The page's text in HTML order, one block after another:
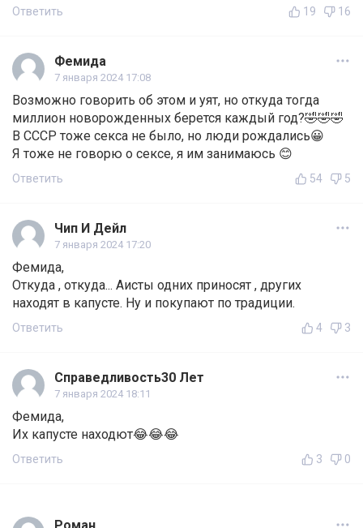
Ответить 19 16
Фемида
7 января 2024 17:08
Возможно говорить об этом и уят, но откуда тогда
миллион новорожденных берется каждый год?🤣🤣🤣
В СССР тоже секса не было, но люди рождались😀
Я тоже не говорю о сексе, я им занимаюсь 😊
Ответить 54 5
Чип И Дейл
7 января 2024 17:20
Фемида,
Откуда , откуда... Аисты одних приносят , других
находят в капусте. Ну и покупают по традиции.
Ответить 4 3
Справедливость30 Лет
7 января 2024 18:11
Фемида,
Их капусте находют😂😂😂
Ответить 3 0